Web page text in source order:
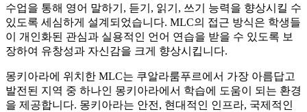
수업을 통해 영어 말하기, 듣기, 읽기, 쓰기 능력을 향상시킬 수
있도록 세심하게 설계되었습니다. MLC의 접근 방식은 학생들
이 개인화된 관심과 실용적인 언어 연습을 받을 수 있도록 보
장하여 유창성과 자신감을 크게 향상시킵니다.
몽키아라에 위치한 MLC는 쿠알라룸푸르에서 가장 아름답고
발전된 지역 중 하나인 몽키아라에서 학습에 도움이 되는 환경
을 제공합니다. 몽키아라는 안전, 현대적인 인프라, 국제적인